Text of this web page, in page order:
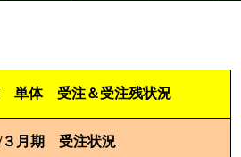
単体 受注＆受注残状況
３月期 受注状況